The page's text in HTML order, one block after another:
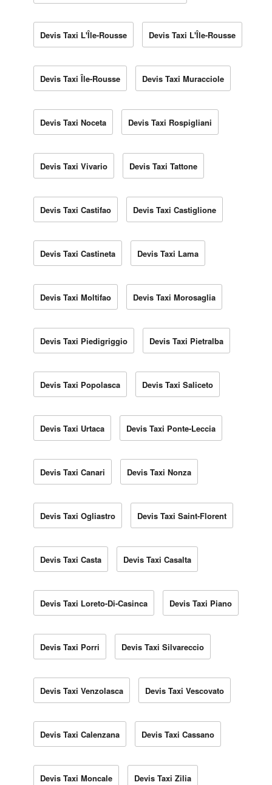
Devis Taxi L'Île-Rousse Devis Taxi L'Île-Rousse
Devis Taxi Île-Rousse Devis Taxi Muracciole
Devis Taxi Noceta Devis Taxi Rospigliani
Devis Taxi Vivario Devis Taxi Tattone
Devis Taxi Castifao Devis Taxi Castiglione
Devis Taxi Castineta Devis Taxi Lama
Devis Taxi Moltifao Devis Taxi Morosaglia
Devis Taxi Piedigriggio Devis Taxi Pietralba
Devis Taxi Popolasca Devis Taxi Saliceto
Devis Taxi Urtaca Devis Taxi Ponte-Leccia
Devis Taxi Canari Devis Taxi Nonza
Devis Taxi Ogliastro Devis Taxi Saint-Florent
Devis Taxi Casta Devis Taxi Casalta
Devis Taxi Loreto-Di-Casinca Devis Taxi Piano
Devis Taxi Porri Devis Taxi Silvareccio
Devis Taxi Venzolasca Devis Taxi Vescovato
Devis Taxi Calenzana Devis Taxi Cassano
Devis Taxi Moncale Devis Taxi Zilia